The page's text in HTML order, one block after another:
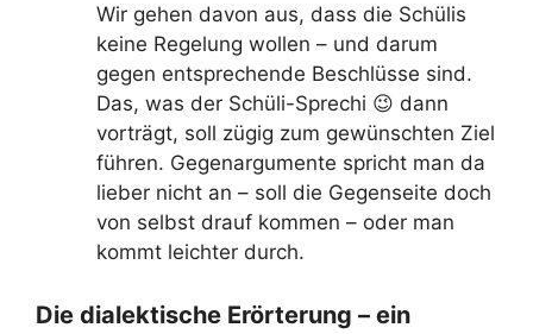
Wir gehen davon aus, dass die Schülis
keine Regelung wollen – und darum
gegen entsprechende Beschlüsse sind.
Das, was der Schüli-Sprechi 😉 dann
vorträgt, soll zügig zum gewünschten Ziel
führen. Gegenargumente spricht man da
lieber nicht an – soll die Gegenseite doch
von selbst drauf kommen – oder man
kommt leichter durch.
Die dialektische Erörterung – ein